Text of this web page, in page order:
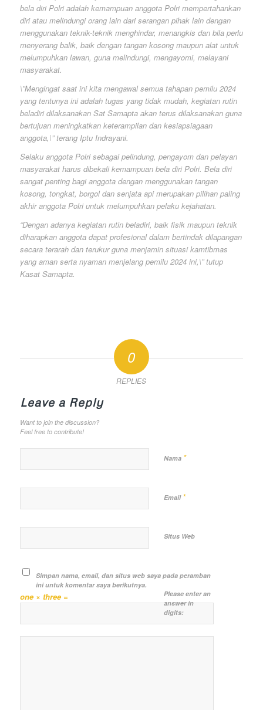
bela diri Polri adalah kemampuan anggota Polri mempertahankan
diri atau melindungi orang lain dari serangan pihak lain dengan
menggunakan teknik-teknik menghindar, menangkis dan bila perlu
menyerang balik, baik dengan tangan kosong maupun alat untuk
melumpuhkan lawan, guna melindungi, mengayomi, melayani
masyarakat.
\”Mengingat saat ini kita mengawal semua tahapan pemilu 2024
yang tentunya ini adalah tugas yang tidak mudah, kegiatan rutin
beladiri dilaksanakan Sat Samapta akan terus dilaksanakan guna
bertujuan meningkatkan keterampilan dan kesiapsiagaan
anggota,\” terang Iptu Indrayani.
Selaku anggota Polri sebagai pelindung, pengayom dan pelayan
masyarakat harus dibekali kemampuan bela diri Polri. Bela diri
sangat penting bagi anggota dengan menggunakan tangan
kosong, tongkat, borgol dan senjata api merupakan pilihan paling
akhir anggota Polri untuk melumpuhkan pelaku kejahatan.
“Dengan adanya kegiatan rutin beladiri, baik fisik maupun teknik
diharapkan anggota dapat profesional dalam bertindak dilapangan
secara terarah dan terukur guna menjamin situasi kamtibmas
yang aman serta nyaman menjelang pemilu 2024 ini,\” tutup
Kasat Samapta.
0
REPLIES
Leave a Reply
Want to join the discussion?
Feel free to contribute!
Nama *
Email *
Situs Web
Simpan nama, email, dan situs web saya pada peramban
ini untuk komentar saya berikutnya.
Please enter an
answer in
digits:
one × three =